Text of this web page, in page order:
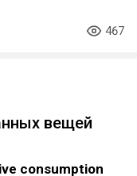
467
вещей
consumption